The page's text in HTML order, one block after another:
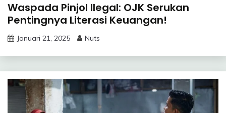
Waspada Pinjol Ilegal: OJK Serukan
Pentingnya Literasi Keuangan!
Januari 21, 2025 Nuts